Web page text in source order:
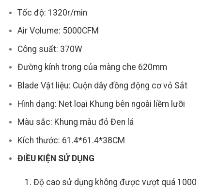
Tốc độ: 1320r/min
Air Volume: 5000CFM
Công suất: 370W
Đường kính trong của màng che 620mm
Blade Vật liệu: Cuộn dây đồng động cơ vỏ Sắt
Hình dạng: Net loại Khung bên ngoài liềm lưỡi
Màu sắc: Khung màu đỏ Đen lá
Kích thước: 61.4*61.4*38CM
ĐIỀU KIỆN SỬ DỤNG
1. Độ cao sử dụng không được vượt quá 1000